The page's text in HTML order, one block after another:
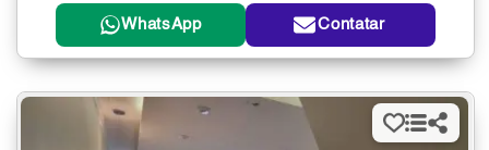
WhatsApp Contatar